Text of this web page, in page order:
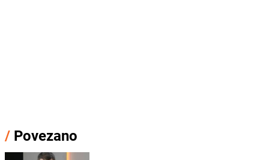
/ Povezano